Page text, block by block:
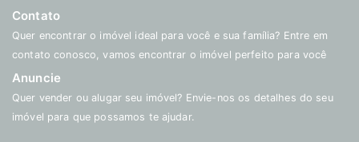
Contato
Quer encontrar o imóvel ideal para você e sua família? Entre em
contato conosco, vamos encontrar o imóvel perfeito para você
Anuncie
Quer vender ou alugar seu imóvel? Envie-nos os detalhes do seu
imóvel para que possamos te ajudar.